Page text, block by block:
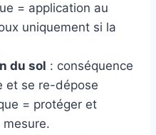
= application au
uniquement si la
du sol : conséquence
et se re-dépose
= protéger et